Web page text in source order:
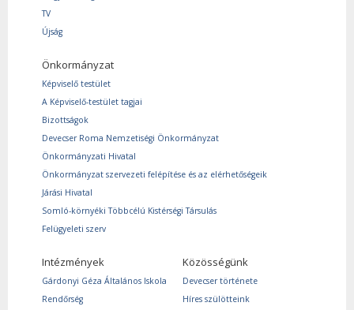
TV
Újság
Önkormányzat
Képviselő testület
A Képviselő-testület tagjai
Bizottságok
Devecser Roma Nemzetiségi Önkormányzat
Önkormányzati Hivatal
Önkormányzat szervezeti felépítése és az elérhetőségeik
Járási Hivatal
Somló-környéki Többcélú Kistérségi Társulás
Felügyeleti szerv
Intézmények
Gárdonyi Géza Általános Iskola
Rendőrség
Közösségünk
Devecser története
Híres szülötteink